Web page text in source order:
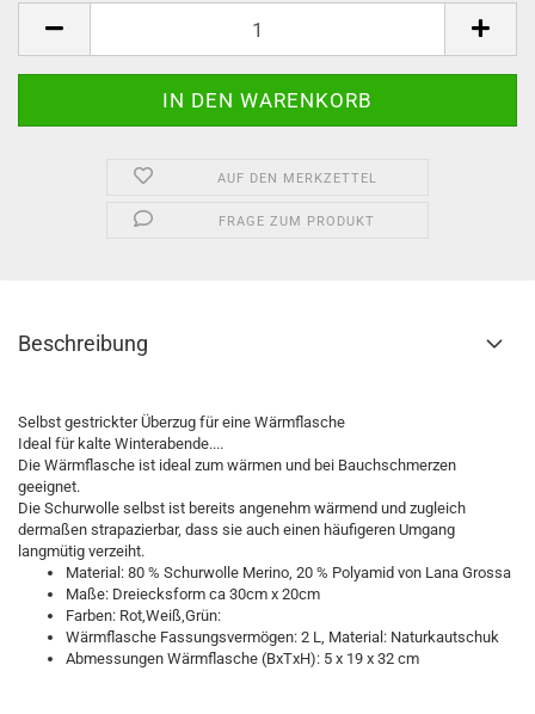
AUF DEN MERKZETTEL
FRAGE ZUM PRODUKT
Beschreibung
Selbst gestrickter Überzug für eine Wärmflasche
Ideal für kalte Winterabende....
Die Wärmflasche ist ideal zum wärmen und bei Bauchschmerzen
geeignet.
Die Schurwolle selbst ist bereits angenehm wärmend und zugleich
dermaßen strapazierbar, dass sie auch einen häufigeren Umgang
langmütig verzeiht.
Material: 80 % Schurwolle Merino, 20 % Polyamid von Lana Grossa
Maße: Dreiecksform ca 30cm x 20cm
Farben: Rot,Weiß,Grün:
Wärmflasche Fassungsvermögen: 2 L, Material: Naturkautschuk
Abmessungen Wärmflasche (BxTxH): 5 x 19 x 32 cm